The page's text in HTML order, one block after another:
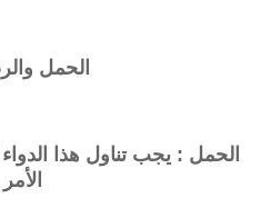
الحمل
الحمل : يجب تناول هذا
الأمر